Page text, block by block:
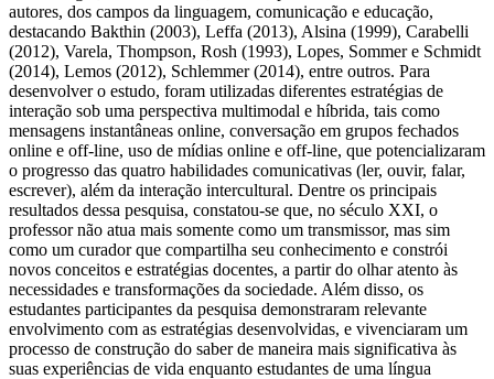
autores, dos campos da linguagem, comunicação e educação,
destacando Bakthin (2003), Leffa (2013), Alsina (1999), Carabelli
(2012), Varela, Thompson, Rosh (1993), Lopes, Sommer e Schmidt
(2014), Lemos (2012), Schlemmer (2014), entre outros. Para
desenvolver o estudo, foram utilizadas diferentes estratégias de
interação sob uma perspectiva multimodal e híbrida, tais como
mensagens instantâneas online, conversação em grupos fechados
online e off-line, uso de mídias online e off-line, que potencializaram
o progresso das quatro habilidades comunicativas (ler, ouvir, falar,
escrever), além da interação intercultural. Dentre os principais
resultados dessa pesquisa, constatou-se que, no século XXI, o
professor não atua mais somente como um transmissor, mas sim
como um curador que compartilha seu conhecimento e constrói
novos conceitos e estratégias docentes, a partir do olhar atento às
necessidades e transformações da sociedade. Além disso, os
estudantes participantes da pesquisa demonstraram relevante
envolvimento com as estratégias desenvolvidas, e vivenciaram um
processo de construção do saber de maneira mais significativa às
suas experiências de vida enquanto estudantes de uma língua